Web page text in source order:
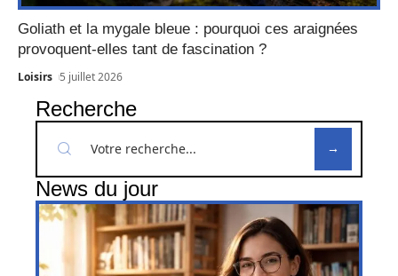
Goliath et la mygale bleue : pourquoi ces araignées
provoquent-elles tant de fascination ?
Loisirs 5 juillet 2026
Recherche
News du jour